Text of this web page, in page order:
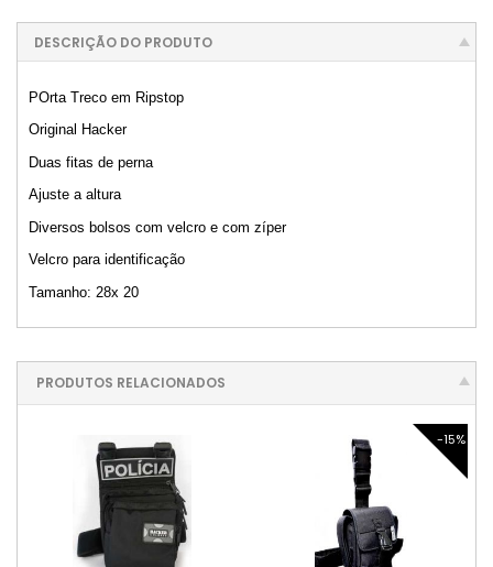
DESCRIÇÃO DO PRODUTO
POrta Treco em Ripstop
Original Hacker
Duas fitas de perna
Ajuste a altura
Diversos bolsos com velcro e com zíper
Velcro para identificação
Tamanho: 28x 20
PRODUTOS RELACIONADOS
-15%